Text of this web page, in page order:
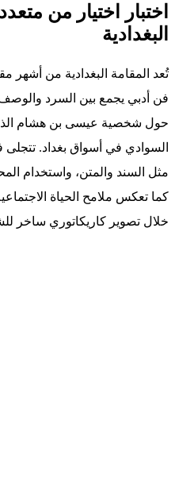
اختبار اختيار من
البغدادية
تُعد المقامة البغدادية من أشهر
فن أدبي يجمع بين السرد
حول شخصية عيسى بن هشام
السوادي في أسواق بغداد. تتجلى
مثل السند والمتن، واستخدام
كما تعكس ملامح الحياة
خلال تصوير كاريكاتوري ساخر